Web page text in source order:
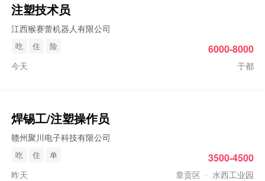
注塑技术员
江西猴赛蕾机器人有限公司
吃 住 险
今天 于都
6000-8000
焊锡工/注塑操作员
赣州聚川电子科技有限公司
吃 住 单
昨天 章贡区 · 水西工业园
3500-4500